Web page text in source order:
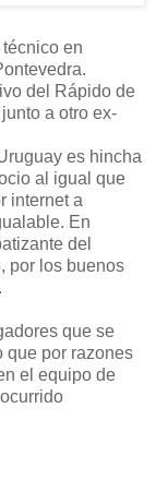
en
del Rápido de
a otro ex-
es hincha
al igual que
internet a
En
del
por los buenos
que se
que por razones
el equipo de